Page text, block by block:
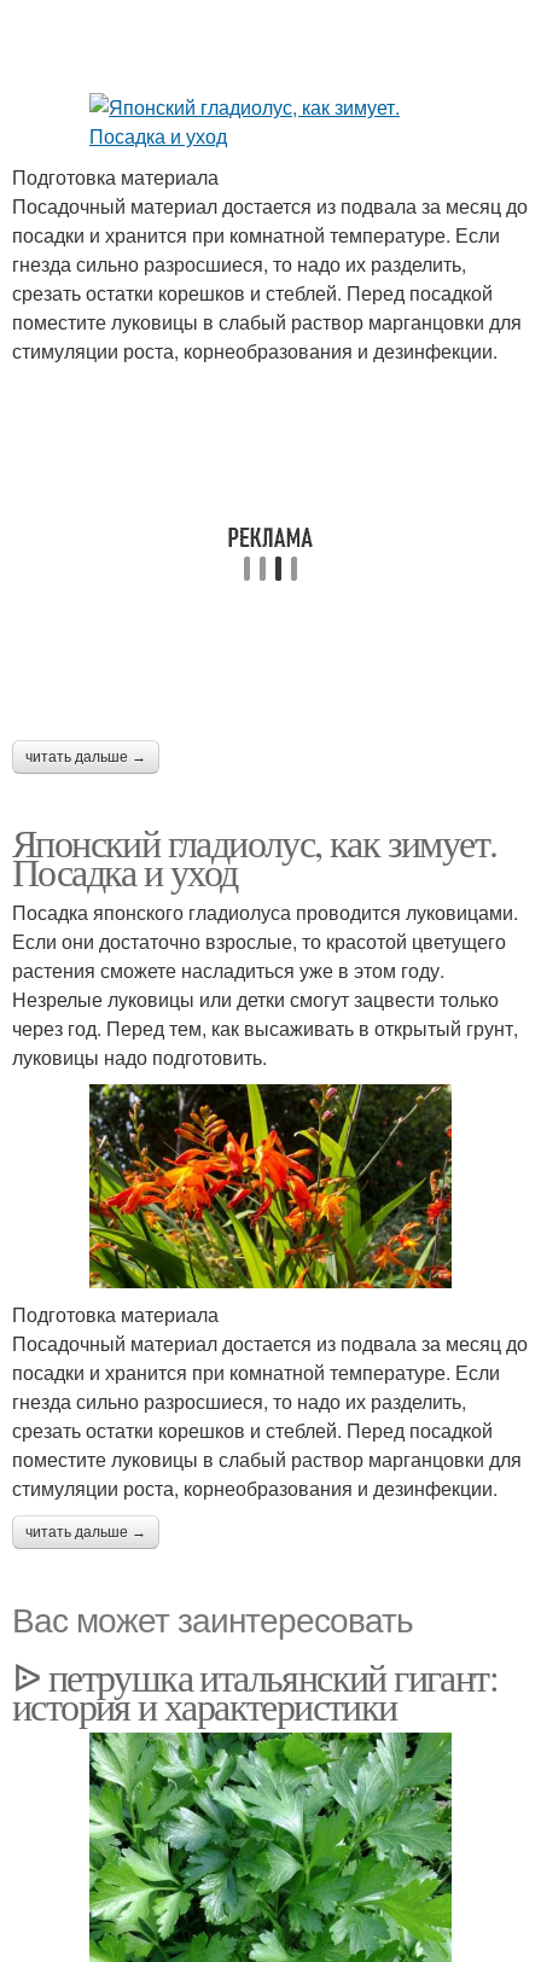
Подготовка материала
Посадочный материал достается из подвала за месяц до
посадки и хранится при комнатной температуре. Если
гнезда сильно разросшиеся, то надо их разделить,
срезать остатки корешков и стеблей. Перед посадкой
поместите луковицы в слабый раствор марганцовки для
стимуляции роста, корнеобразования и дезинфекции.
читать дальше →
Японский гладиолус, как зимует.
Посадка и уход
Посадка японского гладиолуса проводится луковицами.
Если они достаточно взрослые, то красотой цветущего
растения сможете насладиться уже в этом году.
Незрелые луковицы или детки смогут зацвести только
через год. Перед тем, как высаживать в открытый грунт,
луковицы надо подготовить.
Подготовка материала
Посадочный материал достается из подвала за месяц до
посадки и хранится при комнатной температуре. Если
гнезда сильно разросшиеся, то надо их разделить,
срезать остатки корешков и стеблей. Перед посадкой
поместите луковицы в слабый раствор марганцовки для
стимуляции роста, корнеобразования и дезинфекции.
читать дальше →
Вас может заинтересовать
ᐉ петрушка итальянский гигант:
история и характеристики